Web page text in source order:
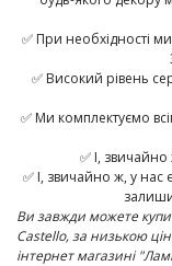
✅ При необхідності
✅ Високий рівень
✅ Ми комплектуємо
✅ І,
✅ І, звичайно ж, у
Ви завжди можете
Castello,за низькою
інтернет магазині